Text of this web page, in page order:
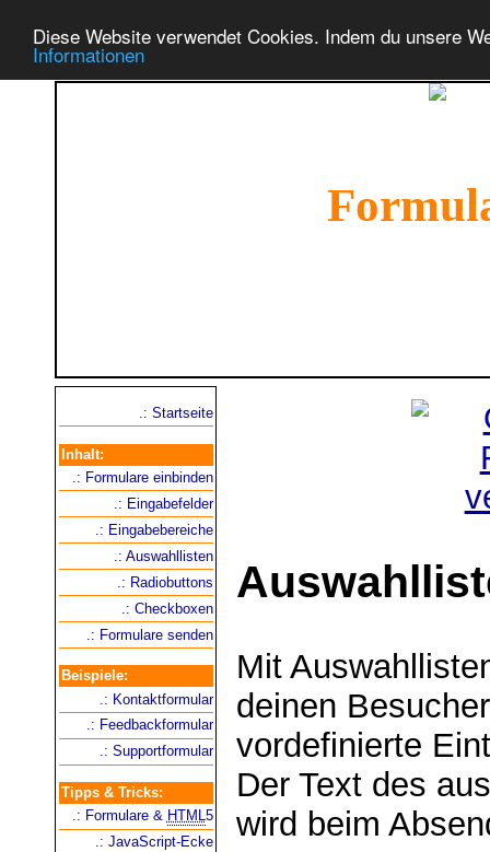
Diese Website verwendet Cookies. Indem du unsere
Informationen
.: Startseite
Inhalt:
.: Formulare einbinden
.: Eingabefelder
.: Eingabebereiche
.: Auswahllisten
.: Radiobuttons
.: Checkboxen
.: Formulare senden
Beispiele:
.: Kontaktformular
.: Feedbackformular
.: Supportformular
Tipps & Tricks:
.: Formulare & HTML5
.: JavaScript-Ecke
Mit
deinen
vordefinierte
Der Text des
wird beim